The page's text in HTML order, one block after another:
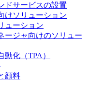
ドサービスの設置
けソリューション
ューション
ージャ向けのソリュー
化（TPA）
顔料